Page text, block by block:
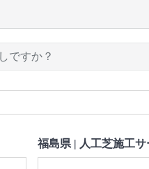
福島県 | 人工芝施工